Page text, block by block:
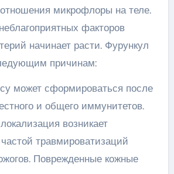
микрофлоры на теле.
факторов
начинает расти. Фурункул
причинам:
может сформироваться после
и общего иммунитетов.
возникает
травмироватизаций
Поврежденные кожные